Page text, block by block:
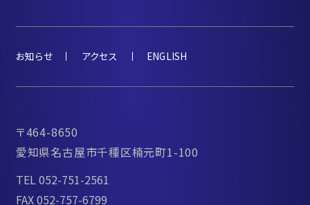
お知らせ アクセス ENGLISH
〒464-8650
愛知県名古屋市千種区楠元町1-100
TEL 052-751-2561
FAX 052-757-6799